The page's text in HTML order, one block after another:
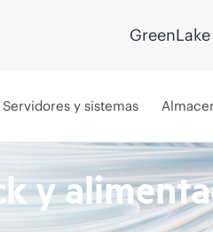
GreenLake
Servidores y sistemas
y